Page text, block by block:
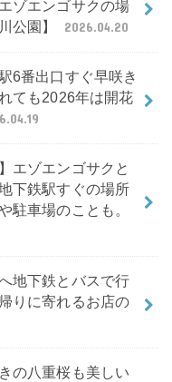
ゾエンゴサクの場
公園】
2026.04.20
6番出口すぐ早咲き
ても2026年は開花
エゾエンゴサクと
下鉄駅すぐの場所
駐車場のことも。
地下鉄とバスで行
りに寄れるお店の
の八重桜も美しい